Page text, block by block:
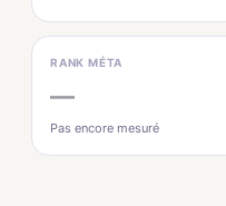
RANK MÉTA
—
Pas encore mesuré